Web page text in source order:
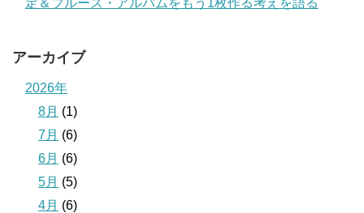
定＆ブルース・アルバムをもう1枚作る考えを語る
アーカイブ
2026年
8月 (1)
7月 (6)
6月 (6)
5月 (5)
4月 (6)